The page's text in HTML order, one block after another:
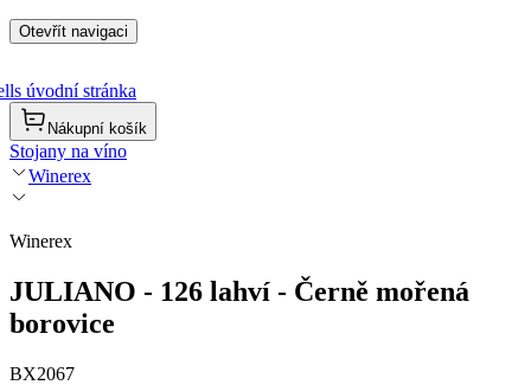
Otevřít navigaci
úvodní stránka
Nákupní košík
Stojany na víno
Winerex
Winerex
JULIANO - 126 lahví - Černě mořená
borovice
BX2067